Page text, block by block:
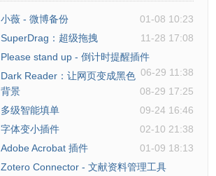
小薇 - 微博备份
01-08 10:23
SuperDrag：超级拖拽
11-28 17:08
Please stand up - 倒计时提醒插件
06-29 11:38
Dark Reader：让网页变成黑色
背景
08-29 17:25
多级智能填单
09-24 16:46
字体变小插件
02-10 21:38
Adobe Acrobat 插件
01-09 18:13
Zotero Connector - 文献资料管理工具